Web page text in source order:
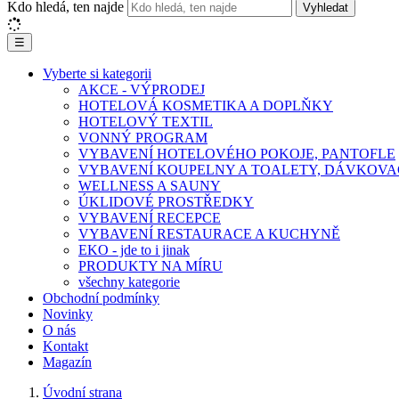
Kdo hledá, ten najde Vyhledat
☰
Vyberte si kategorii
AKCE - VÝPRODEJ
HOTELOVÁ KOSMETIKA A DOPLŇKY
HOTELOVÝ TEXTIL
VONNÝ PROGRAM
VYBAVENÍ HOTELOVÉHO POKOJE, PANTOFLE
VYBAVENÍ KOUPELNY A TOALETY,
WELLNESS A SAUNY
ÚKLIDOVÉ PROSTŘEDKY
VYBAVENÍ RECEPCE
VYBAVENÍ RESTAURACE A KUCHYNĚ
EKO - jde to i jinak
PRODUKTY NA MÍRU
všechny kategorie
Obchodní podmínky
Novinky
O nás
Kontakt
Magazín
Úvodní strana